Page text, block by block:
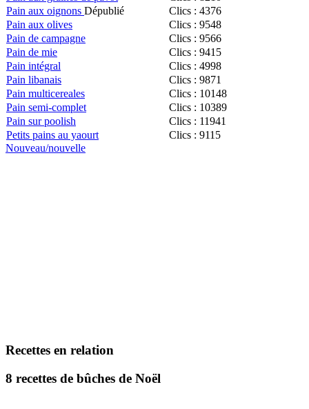
Pain aux oignons Dépublié
Clics : 4376
Pain aux olives
Clics : 9548
Pain de campagne
Clics : 9566
Pain de mie
Clics : 9415
Pain intégral
Clics : 4998
Pain libanais
Clics : 9871
Pain multicereales
Clics : 10148
Pain semi-complet
Clics : 10389
Pain sur poolish
Clics : 11941
Petits pains au yaourt
Clics : 9115
Nouveau/nouvelle
Recettes en relation
8 recettes de bûches de Noël